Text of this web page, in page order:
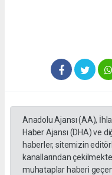
Anadolu Ajansı (AA),
Haber Ajansı (DHA) ve
haberler, sitemizin
kanallarından
muhataplar haberi